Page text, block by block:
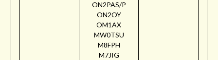
ON2PAS/P
ON2OY
OM1AX
MW0TSU
M8FPH
M7JIG